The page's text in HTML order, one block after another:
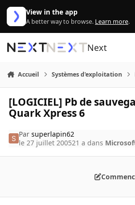
Aller au contenu
View in the app
A better way to browse. Learn more.
Next
Accueil Systèmes d'exploitation
[LOGICIEL] Pb de
Quark Xpress 6
Parsuperlapin62
le 27 juillet 200521 a dans